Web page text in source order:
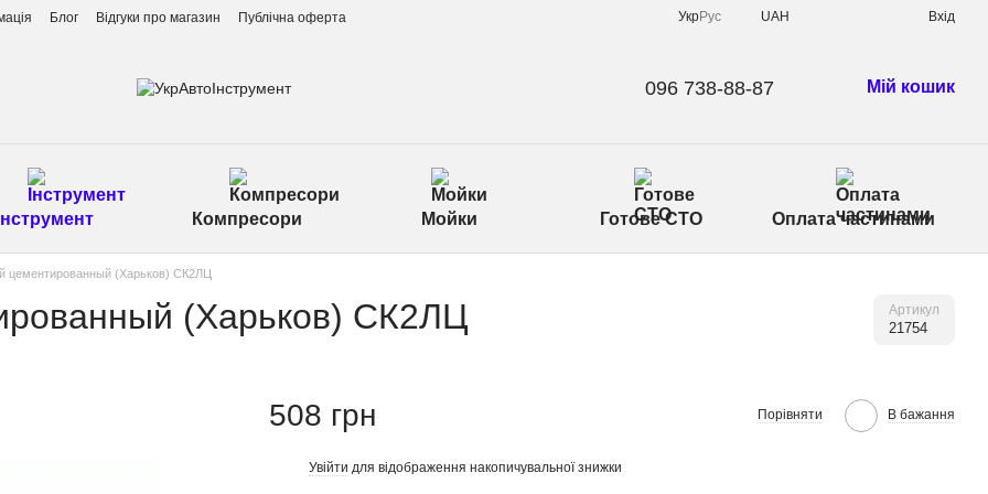
Блог Відгуки про магазин Публічна оферта УкрРус UAH Вхід
096 738-88-87 Мій кошик
Інструмент Компресори Мойки Готове СТО Оплата частинами
цементированный (Харьков) СК2ЛЦ
(Харьков) СК2ЛЦ Артикул
21754
508 грн Порівняти В бажання
Увійти для відображення накопичувальної знижки